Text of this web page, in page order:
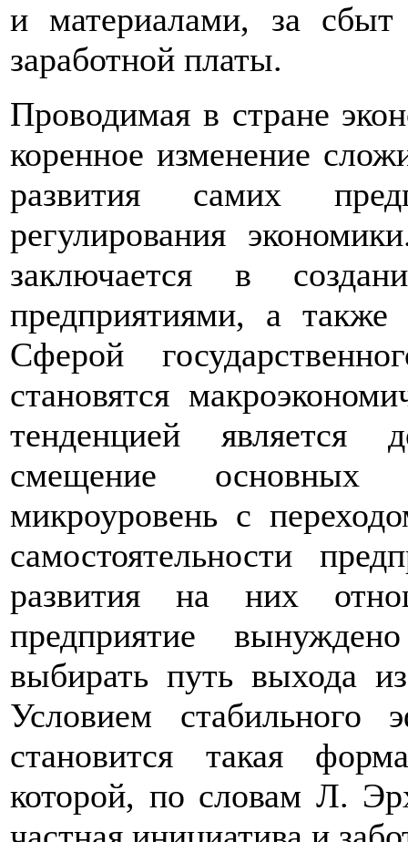
и материалами, за сбыт
заработной платы.
Проводимая в стране
коренное изменение
развития самих
регулирования
заключается в
предприятиями, а также
Сферой
становятся
тенденцией является
смещение основных
микроуровень с
самостоятельности
развития на них
предприятие
выбирать путь выхода
Условием стабильного
становится такая
которой, по словам Л.